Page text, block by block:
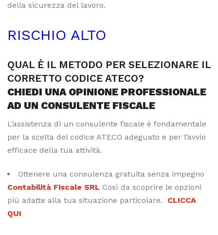
della sicurezza del lavoro.
RISCHIO ALTO
QUAL È IL METODO PER SELEZIONARE IL
CORRETTO CODICE ATECO?
CHIEDI UNA OPINIONE PROFESSIONALE
AD UN CONSULENTE FISCALE
L’assistenza di un consulente fiscale è fondamentale
per la scelta del codice ATECO adeguato e per l’avvio
efficace della tua attività.
Ottenere una consulenza gratuita senza impegno
Contabilità Fiscale SRL Così da scoprire le opzioni
più adatte alla tua situazione particolare. CLICCA
QUI